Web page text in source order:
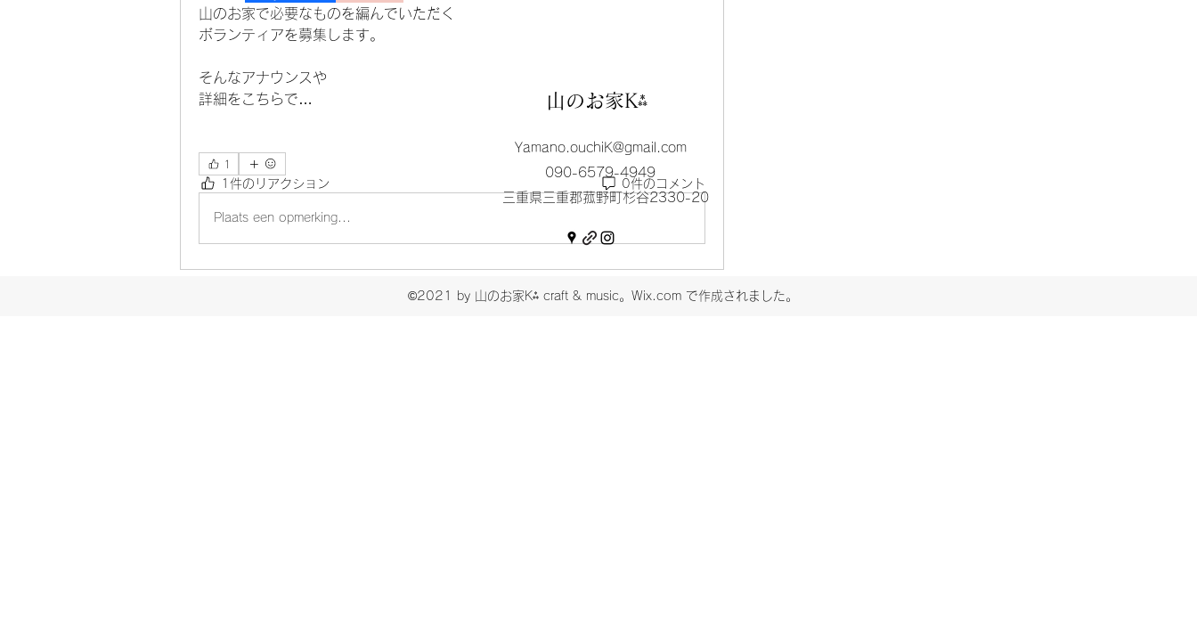
山のお家で必要なものを編んでいただく
ボランティアを募集します。
そんなアナウンスや
詳細をこちらで…
1
1件のリアクション 0件のコメント
Plaats een opmerking...
山のお家K⁂
Yamano.ouchiK@gmail.com
090-6579-4949
三重県三重郡菰野町杉谷2330-20
©2021 by 山のお家K⁂ craft & music。Wix.com で作成されました。